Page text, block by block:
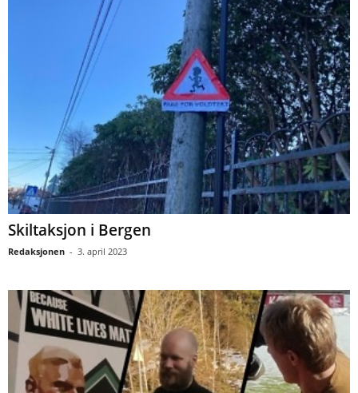
Skiltaksjon i Bergen
Redaksjonen - 3. april 2023